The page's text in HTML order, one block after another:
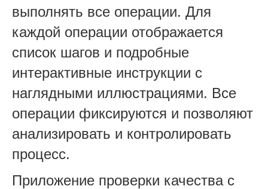
выполнять все операции. Для
каждой операции отображается
список шагов и подробные
интерактивные инструкции с
наглядными иллюстрациями. Все
операции фиксируются и позволяют
анализировать и контролировать
процесс.
Приложение проверки качества с